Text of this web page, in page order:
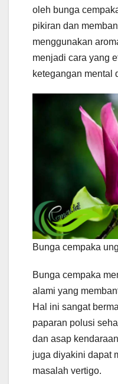
oleh bunga
pikiran dan
menggunakan
menjadi cara yang
ketegangan mental
Bunga cempaka
Bunga cempaka
alami yang
Hal ini sangat
paparan polusi
dan asap
juga diyakini dapat
masalah vertigo.